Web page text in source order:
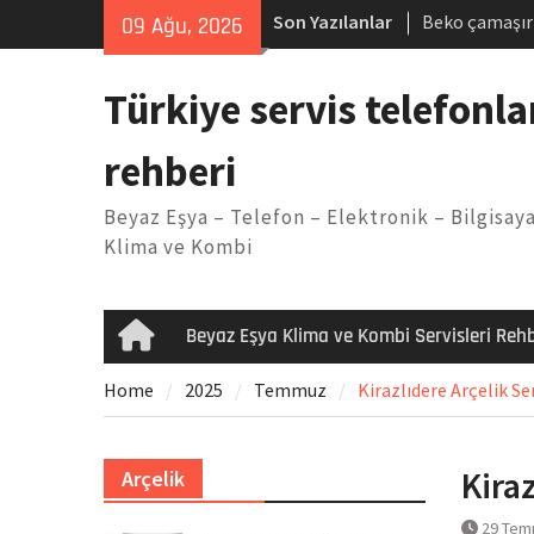
09 Ağu, 2026 Son Yazılanlar
Beko
Demirdöküm
Arızası
Türkiye servis
rehberi
Beyaz Eşya – Telefon – Elektronik –
Klima ve Kombi
HomeBeyaz Eşya Klima ve Kombi Servisleri
Home 2025 Temmuz Kirazlıdere Arçelik
29
Arçelik